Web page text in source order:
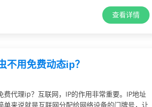
查看详情
不用免费动态ip？
费代理ip？互联网，IP的作用非常重要。IP地址
单来说就是互联网分配给网络设备的门牌号，让